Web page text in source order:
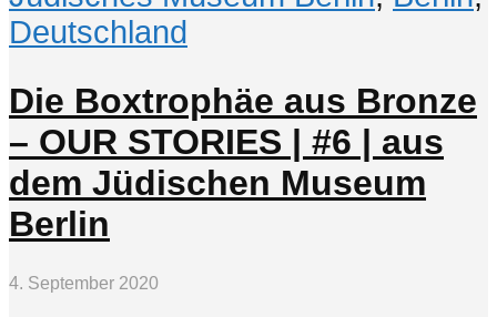
Deutschland
Die Boxtrophäe aus Bronze
– OUR STORIES | #6 | aus
dem Jüdischen Museum
Berlin
4. September 2020